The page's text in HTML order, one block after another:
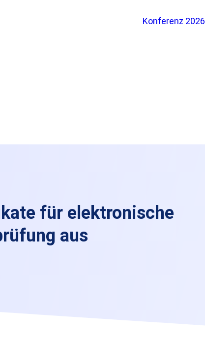
Konferenz 2026
für elektronische
aus